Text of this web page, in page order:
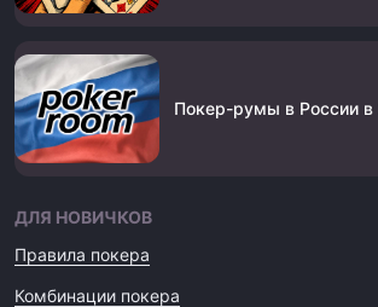
Покер-румы в России в
ДЛЯ НОВИЧКОВ
Правила покера
Комбинации покера